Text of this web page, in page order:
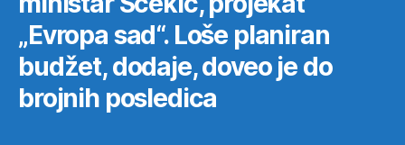
„Evropa sad“. Loše planiran
budžet, dodaje, doveo je do
brojnih posledica